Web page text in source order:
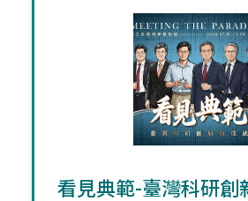
看見典範-臺灣科研創